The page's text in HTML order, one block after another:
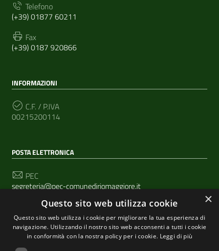
Telefono
(+39) 01877 60211
Fax
(+39) 0187 920866
INFORMAZIONI
C.F. / P.IVA
00215200114
POSTA ELETTRONICA
PEC
segreteria@pec-comunediriomaggiore.it
Email
urp@comune.riomaggiore.sp.it
×
Questo sito web utilizza cookie
Questo sito web utilizza i cookie per migliorare la tua esperienza di
navigazione. Utilizzando il nostro sito web acconsenti a tutti i cookie
in conformità con la nostra policy per i cookie. Leggi di più